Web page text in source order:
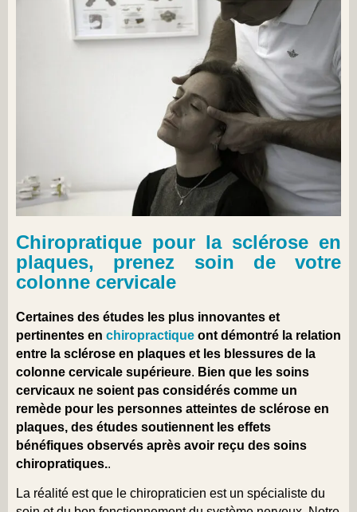
Chiropratique pour la sclérose en
plaques, prenez soin de votre
colonne cervicale
Certaines des études les plus innovantes et
pertinentes en chiropractique ont démontré la relation
entre la sclérose en plaques et les blessures de la
colonne cervicale supérieure. Bien que les soins
cervicaux ne soient pas considérés comme un
remède pour les personnes atteintes de sclérose en
plaques, des études soutiennent les effets
bénéfiques observés après avoir reçu des soins
chiropratiques..
La réalité est que le chiropraticien est un spécialiste du